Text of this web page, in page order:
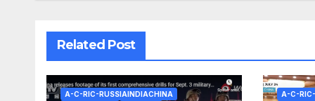
Related Post
A-C-RIC-RUSSIAINDIACHINA
A-C-